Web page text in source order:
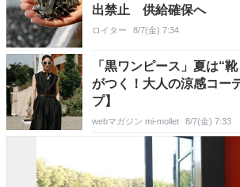
出禁止 供給確保へ
ロイター 8/7(金) 7:34
「黒ワンピース」夏は“
がつく！大人の涼感コー
プ】
webマガジン mi-mollet 8/7(金) 7:33